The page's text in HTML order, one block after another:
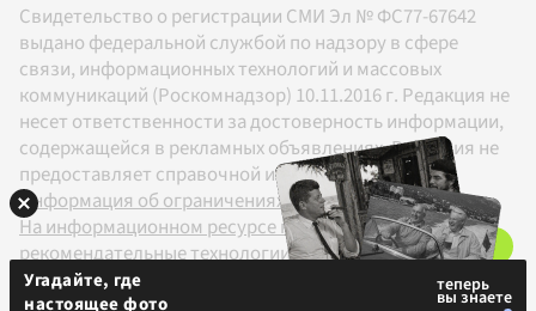
Свидетельство о регистрации СМИ Эл № ФС77-67642
выдано федеральной службой по надзору в сфере
связи, информационных технологий и массовых
коммуникаций (Роскомнадзор) 10.11.2016 г. Редакция не
несет ответственности за достоверность информации,
содержащейся в рекламных объявлениях. Редакция не
предоставляет справочной информации.
Информация об ограничениях
На информационном ресурсе применяются
рекомендательные технологии в соответствии с
Правилами
Угадайте, где
настоящее фото